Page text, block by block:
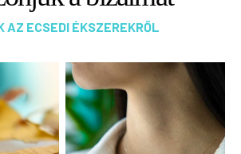
AZ ECSEDI ÉKSZEREKRŐL